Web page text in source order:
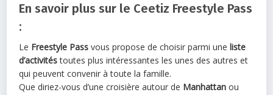
En savoir plus sur le Ceetiz Freestyle Pass
:
Le Freestyle Pass vous propose de choisir parmi uneliste
d’activitéstoutes plus intéressantes les unes des autres et
qui peuvent convenir à toute la famille.
Que diriez-vous d’une croisière autour de Manhattan ou